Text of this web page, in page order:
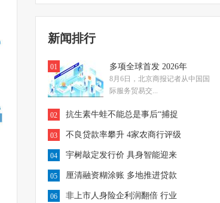
新闻排行
01 多项全球首发 2026年
8月6日，北京商报记者从中国国
际服务贸易交...
02 抗生素牛蛙不能总是事后“捕捉
03 不良贷款率攀升 4家农商行评级
04 宇树敲定发行价 具身智能迎来
05 厘清融资糊涂账 多地推进贷款
06 非上市人身险企利润翻倍 行业